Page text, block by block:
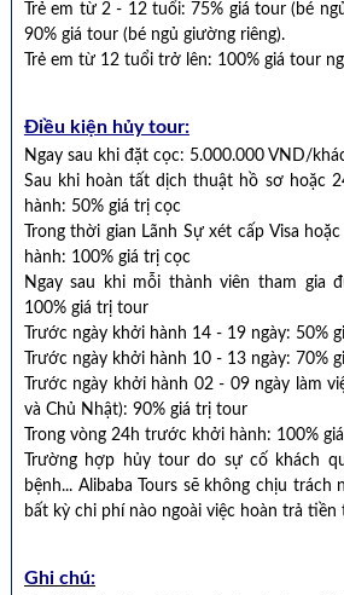
Trẻ em từ 2 - 12 tuổi: 75% giá tour (bé
90% giá tour (bé ngủ giường riêng).
Trẻ em từ 12 tuổi trở lên: 100% giá tour
Điều kiện hủy tour:
Ngay sau khi đặt cọc: 5.000.000 VND/
Sau khi hoàn tất dịch thuật hồ sơ hoặc
hành: 50% giá trị cọc
Trong thời gian Lãnh Sự xét cấp Visa
hành: 100% giá trị cọc
Ngay sau khi mỗi thành viên tham gia
100% giá trị tour
Trước ngày khởi hành 14 - 19 ngày: 50%
Trước ngày khởi hành 10 - 13 ngày: 70%
Trước ngày khởi hành 02 - 09 ngày làm
và Chủ Nhật): 90% giá trị tour
Trong vòng 24h trước khởi hành: 100%
Trường hợp hủy tour do sự cố khách
bệnh... Alibaba Tours sẽ không chịu
bất kỳ chi phí nào ngoài việc hoàn trả tiền
Ghi chú: